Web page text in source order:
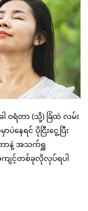
ဝရံတာ (သို့) ခြံထဲ လမ်း
နေရင် ပိုငြီးငွေ့ပြီး
တာနဲ့ အသက်ရှူ
ကျင့်တစ်ခုလိုလုပ်ရပါ